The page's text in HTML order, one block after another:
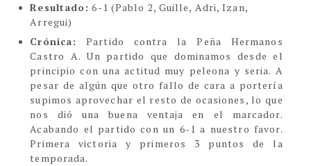
Resultado: 6-1 (Pablo 2, Guille, Adri, Izan,
Arregui)
Crónica:
Partido contra la Peña Hermanos
Castro A. Un partido que dominamos desde el
principio con una actitud muy peleona y seria. A
pesar de algún que otro fallo de cara a portería
supimos aprovechar el resto de ocasiones, lo que
nos dió una buena ventaja en el marcador.
Acabando el partido con un 6-1 a nuestro favor.
Primera victoria y primeros 3 puntos de la
temporada.